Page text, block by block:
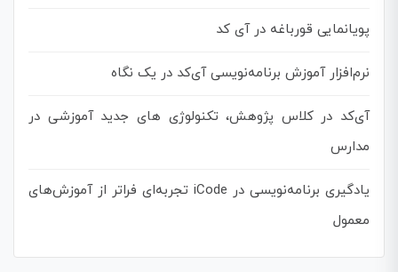
پویانمایی قورباغه در آی کد
نرم‌افزار آموزش برنامه‌نویسی آی‌کد در یک نگاه
آی‌کد در کلاس پژوهش، تکنولوژی های جدید آموزشی در
مدارس
یادگیری برنامه‌نویسی در iCode تجربه‌ای فراتر از آموزش‌های
معمول